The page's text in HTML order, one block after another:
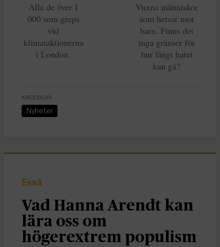
Alla de över 1
000 som greps
vid
klimataktionerna
i London.
Vuxna människor
som hetsar mot
barn. Finns det
inga gränser för
hur långt hatet
kan gå?
KATEGORI
Nyheter
Essä
Vad Hanna Arendt kan
lära oss om
högerextrem populism